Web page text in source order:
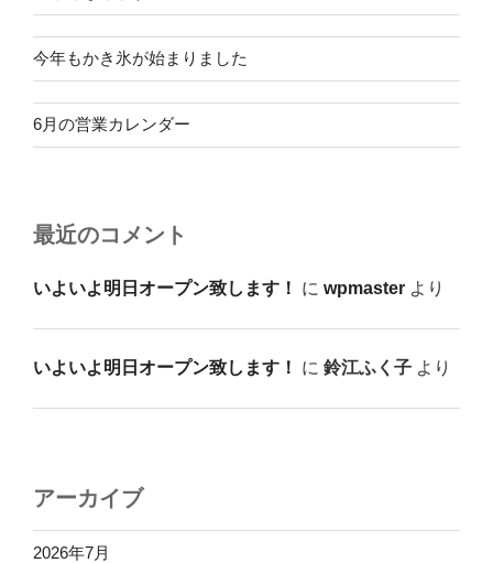
今年もかき氷が始まりました
6月の営業カレンダー
最近のコメント
いよいよ明日オープン致します！ に wpmaster より
いよいよ明日オープン致します！ に 鈴江ふく子 より
アーカイブ
2026年7月